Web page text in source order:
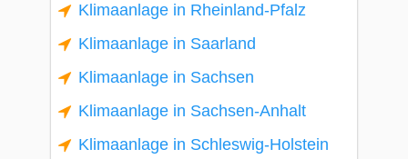
Klimaanlage in Rheinland-Pfalz
Klimaanlage in Saarland
Klimaanlage in Sachsen
Klimaanlage in Sachsen-Anhalt
Klimaanlage in Schleswig-Holstein